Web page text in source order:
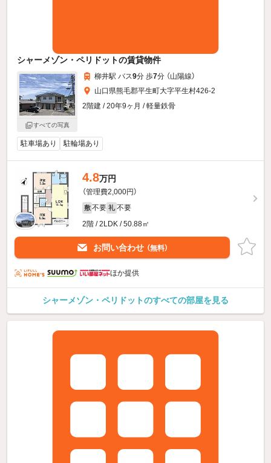
シャーメゾン・ペリドットの賃貸物件
すべての写真
柳井駅 バス9分 歩7分 （山陽線）
山口県熊毛郡平生町大字平生村426-2
2階建 / 20年9ヶ月 / 軽量鉄骨
駐車場あり 駐輪場あり
4.8万円
（管理費2,000円）
敷 不要 礼 不要
2階 / 2LDK / 50.88㎡
お問い合わせ （無料）
ほか提供
シャーメゾン・ペリドットのすべての部屋を見る